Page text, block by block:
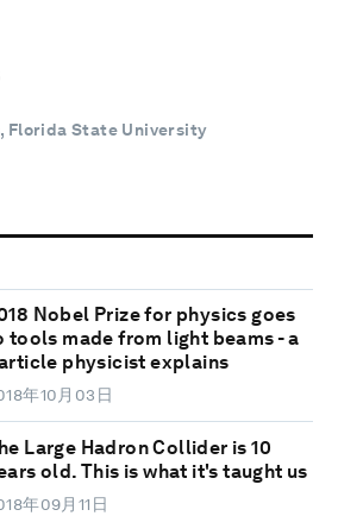
Florida State University
Nobel Prize for physics goes
tools made from light beams - a
physicist explains
年10月03日
Large Hadron Collider is 10
old. This is what it's taught us
年09月11日